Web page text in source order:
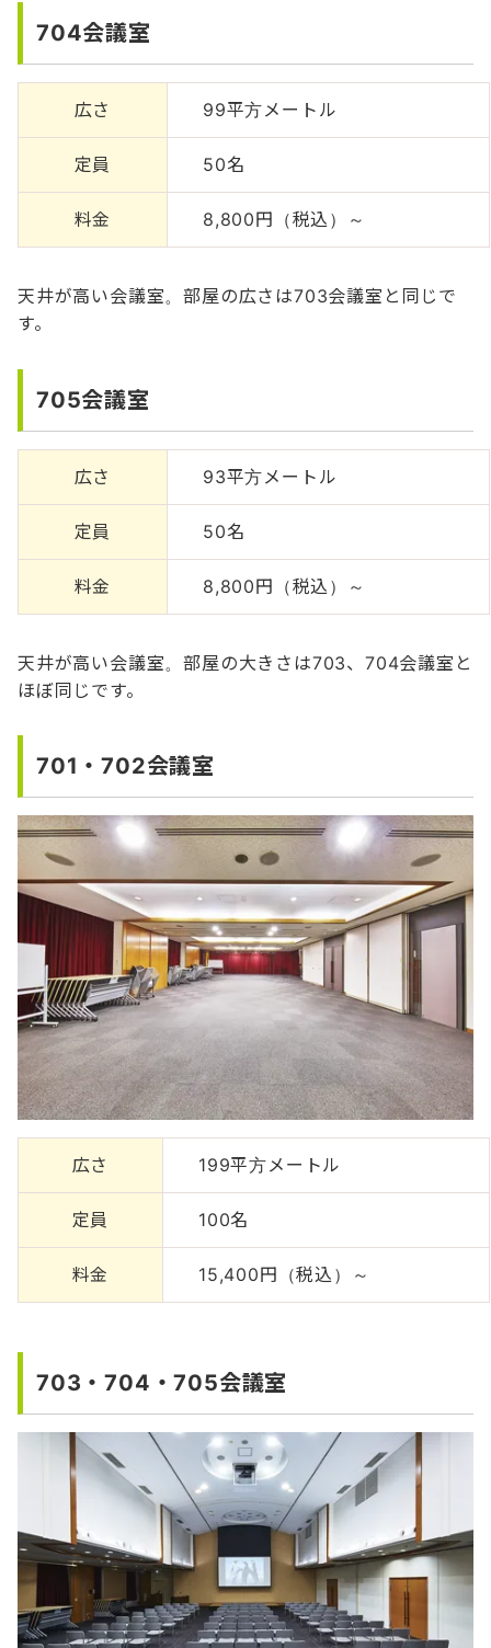
704会議室
広さ 99平方メートル
定員 50名
料金 8,800円（税込）～
天井が高い会議室。部屋の広さは703会議室と同じで
す。
705会議室
広さ 93平方メートル
定員 50名
料金 8,800円（税込）～
天井が高い会議室。部屋の大きさは703、704会議室と
ほぼ同じです。
701・702会議室
広さ 199平方メートル
定員 100名
料金 15,400円（税込）～
703・704・705会議室